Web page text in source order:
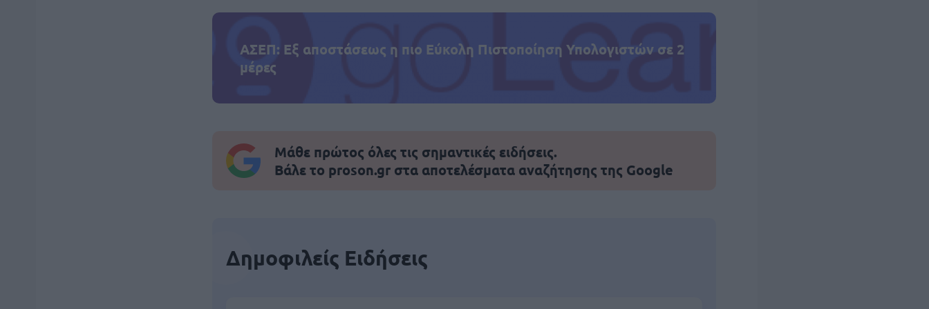
ΑΣΕΠ: Εξ αποστάσεως η πιο Εύκολη Πιστοποίηση Υπολογιστών σε 2
μέρες
Μάθε πρώτος όλες τις σημαντικές ειδήσεις.
Βάλε το proson.gr στα αποτελέσματα αναζήτησης της Google
Δημοφιλείς Ειδήσεις